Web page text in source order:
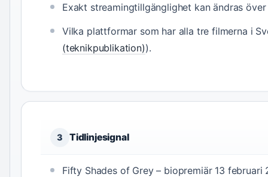
Exakt streamingtillgänglighet kan ändras
Vilka plattformar som har alla tre filmerna i
(teknikpublikation)).
3 Tidlinjesignal
Fifty Shades of Grey – biopremiär 13 februari